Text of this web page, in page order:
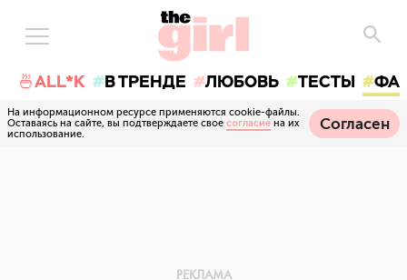
🍜ALL*K В ТРЕНДЕ ЛЮБОВЬ ТЕСТЫ
На информационном ресурсе применяются cookie-файлы.
Оставаясь на сайте, вы подтверждаете свое согласие на их
использование.
Согласен